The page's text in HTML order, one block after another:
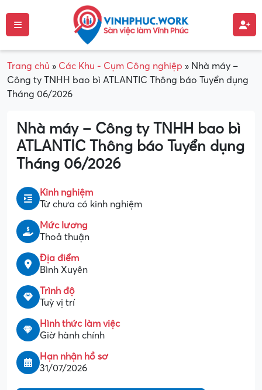
Trang chủ » Các Khu - Cụm Công nghiệp » Nhà máy –
Công ty TNHH bao bì ATLANTIC Thông báo Tuyển dụng
Tháng 06/2026
Nhà máy – Công ty TNHH bao bì
ATLANTIC Thông báo Tuyển dụng
Tháng 06/2026
Kinh nghiệm
Từ chưa có kinh nghiệm
Mức lương
Thoả thuận
Địa điểm
Bình Xuyên
Trình độ
Tuỳ vị trí
Hình thức làm việc
Giờ hành chính
Hạn nhận hồ sơ
31/07/2026